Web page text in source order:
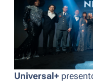
Universal+